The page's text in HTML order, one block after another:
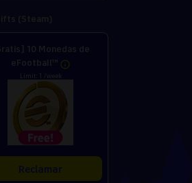
10 Monedas de
eFootball™
Limit: 1 /week
Reclamar